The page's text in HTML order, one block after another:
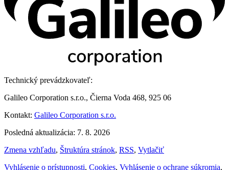
Technický prevádzkovateľ:
Galileo Corporation s.r.o., Čierna Voda 468, 925 06
Kontakt: Galileo Corporation s.r.o.
Posledná aktualizácia: 7. 8. 2026
Zmena vzhľadu, Štruktúra stránok, RSS, Vytlačiť
Vyhlásenie o prístupnosti, Cookies, Vyhlásenie o ochrane súkromia,